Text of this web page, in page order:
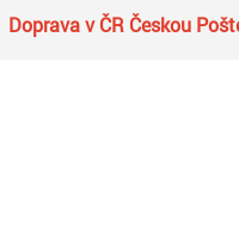
Doprava v ČR Českou